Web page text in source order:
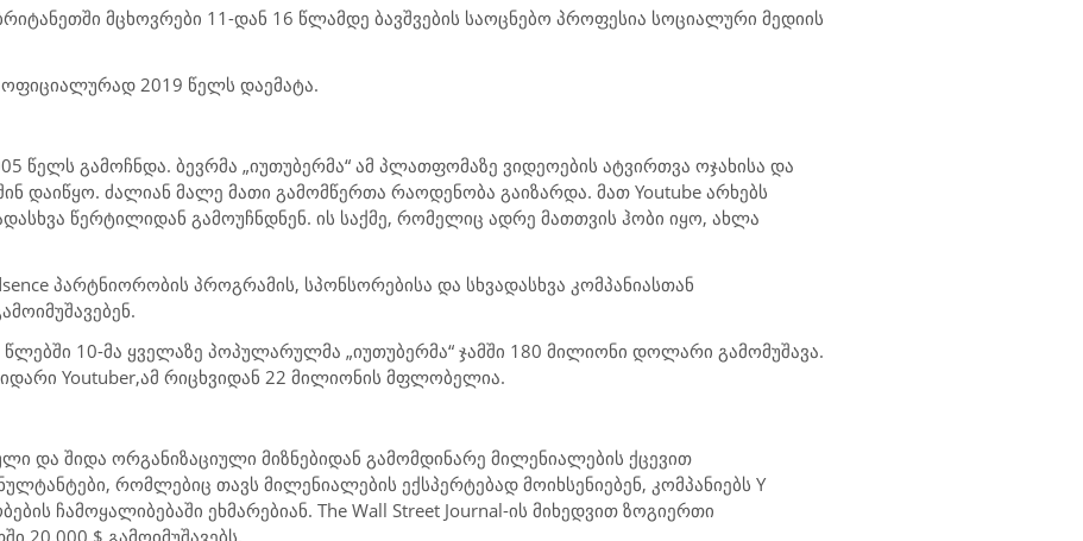
მცხოვრები 11-დან 16 წლამდე ბავშვების საოცნებო პროფესია სოციალური მედიის
2019 წელს დაემატა.
წელს გამოჩნდა. ბევრმა „იუთუბერმა“ ამ პლათფომაზე ვიდეოების ატვირთვა ოჯახისა და
დაიწყო. ძალიან მალე მათი გამომწერთა რაოდენობა გაიზარდა. მათ Youtube არხებს
წერტილიდან გამოუჩნდნენ. ის საქმე, რომელიც ადრე მათთვის ჰობი იყო, ახლა
პარტნიორობის პროგრამის, სპონსორებისა და სხვადასხვა კომპანიასთან
წლებში 10-მა ყველაზე პოპულარულმა „იუთუბერმა“ ჯამში 180 მილიონი დოლარი გამომუშავა.
Youtuber,ამ რიცხვიდან 22 მილიონის მფლობელია.
და შიდა ორგანიზაციული მიზნებიდან გამომდინარე მილენიალების ქცევით
რომლებიც თავს მილენიალების ექსპერტებად მოიხსენიებენ, კომპანიებს Y
ჩამოყალიბებაში ეხმარებიან. The Wall Street Journal-ის მიხედვით ზოგიერთი
20,000 $ გამოიმუშავებს.